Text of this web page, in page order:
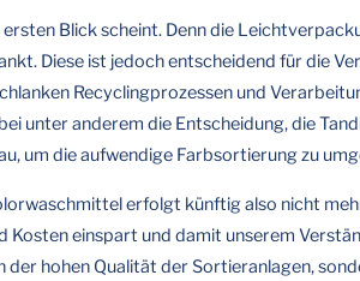
Blick scheint. Denn die
Diese ist jedoch entscheidend für die
Recyclingprozessen und
unter anderem die Entscheidung, die
um die aufwendige Farbsortierung zu
erfolgt künftig also nicht
Kosten einspart und damit unserem
hohen Qualität der Sortieranlagen,